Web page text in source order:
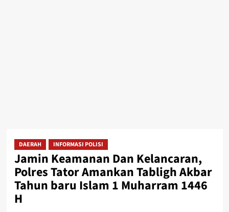
DAERAH INFORMASI POLISI
Jamin Keamanan Dan Kelancaran,
Polres Tator Amankan Tabligh Akbar
Tahun baru Islam 1 Muharram 1446
H